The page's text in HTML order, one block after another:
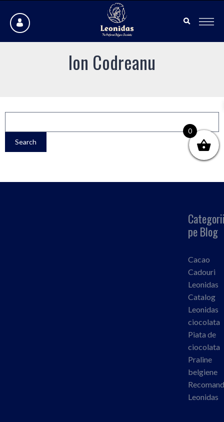
Ion Codreanu
pe Blog
Cacao
Cadouri
Leonidas
Catalog
Leonidas
ciocolata
Piata de
ciocolata
Praline
belgiene
Leonidas
0